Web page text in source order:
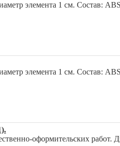
элемента 1 см. Состав: ABS
элемента 1 см. Состав: ABS
оформительских работ.